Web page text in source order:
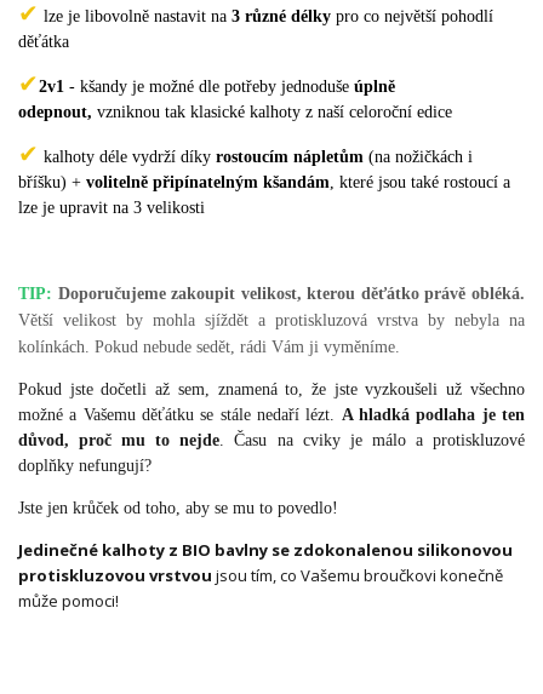
✔ lze je libovolně nastavit na 3 různé délky pro co největší pohodlí
děťátka
✔2v1 - kšandy je možné dle potřeby jednoduše úplně
odepnout, vzniknou tak klasické kalhoty z naší celoroční edice
✔ kalhoty déle vydrží díky rostoucím nápletům (na nožičkách i
bříšku) + volitelně připínatelným kšandám, které jsou také rostoucí a
lze je upravit na 3 velikosti
TIP: Doporučujeme zakoupit velikost, kterou děťátko právě obléká.
Větší velikost by mohla sjíždět a protiskluzová vrstva by nebyla na
kolínkách. Pokud nebude sedět, rádi Vám ji vyměníme.
Pokud jste dočetli až sem, znamená to, že jste vyzkoušeli už všechno
možné a Vašemu děťátku se stále nedaří lézt. A hladká podlaha je ten
důvod, proč mu to nejde. Času na cviky je málo a protiskluzové
doplňky nefungují?
Jste jen krůček od toho, aby se mu to povedlo!
Jedinečné kalhoty z BIO bavlny se zdokonalenou silikonovou
protiskluzovou vrstvou jsou tím, co Vašemu broučkovi konečně
může pomoci!